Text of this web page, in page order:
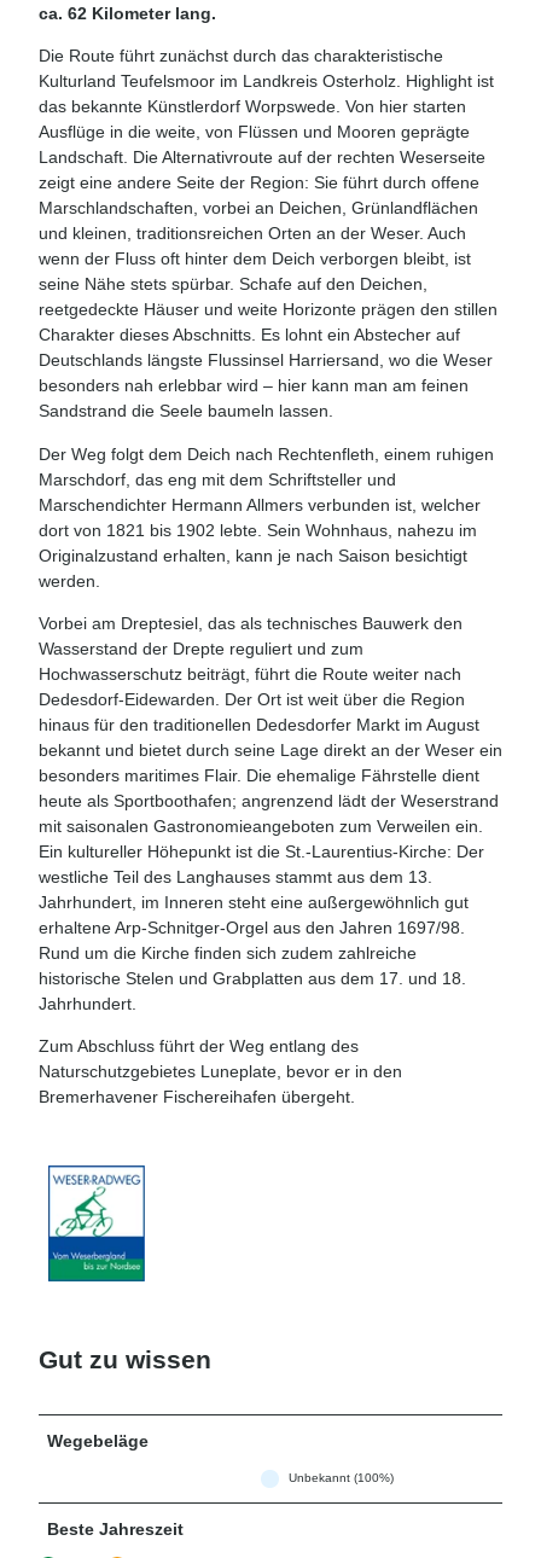
ca. 62 Kilometer lang.
Die Route führt zunächst durch das charakteristische
Kulturland Teufelsmoor im Landkreis Osterholz. Highlight ist
das bekannte Künstlerdorf Worpswede. Von hier starten
Ausflüge in die weite, von Flüssen und Mooren geprägte
Landschaft. Die Alternativroute auf der rechten Weserseite
zeigt eine andere Seite der Region: Sie führt durch offene
Marschlandschaften, vorbei an Deichen, Grünlandflächen
und kleinen, traditionsreichen Orten an der Weser. Auch
wenn der Fluss oft hinter dem Deich verborgen bleibt, ist
seine Nähe stets spürbar. Schafe auf den Deichen,
reetgedeckte Häuser und weite Horizonte prägen den stillen
Charakter dieses Abschnitts. Es lohnt ein Abstecher auf
Deutschlands längste Flussinsel Harriersand, wo die Weser
besonders nah erlebbar wird – hier kann man am feinen
Sandstrand die Seele baumeln lassen.
Der Weg folgt dem Deich nach Rechtenfleth, einem ruhigen
Marschdorf, das eng mit dem Schriftsteller und
Marschendichter Hermann Allmers verbunden ist, welcher
dort von 1821 bis 1902 lebte. Sein Wohnhaus, nahezu im
Originalzustand erhalten, kann je nach Saison besichtigt
werden.
Vorbei am Dreptesiel, das als technisches Bauwerk den
Wasserstand der Drepte reguliert und zum
Hochwasserschutz beiträgt, führt die Route weiter nach
Dedesdorf-Eidewarden. Der Ort ist weit über die Region
hinaus für den traditionellen Dedesdorfer Markt im August
bekannt und bietet durch seine Lage direkt an der Weser ein
besonders maritimes Flair. Die ehemalige Fährstelle dient
heute als Sportboothafen; angrenzend lädt der Weserstrand
mit saisonalen Gastronomieangeboten zum Verweilen ein.
Ein kultureller Höhepunkt ist die St.-Laurentius-Kirche: Der
westliche Teil des Langhauses stammt aus dem 13.
Jahrhundert, im Inneren steht eine außergewöhnlich gut
erhaltene Arp-Schnitger-Orgel aus den Jahren 1697/98.
Rund um die Kirche finden sich zudem zahlreiche
historische Stelen und Grabplatten aus dem 17. und 18.
Jahrhundert.
Zum Abschluss führt der Weg entlang des
Naturschutzgebietes Luneplate, bevor er in den
Bremerhavener Fischereihafen übergeht.
Gut zu wissen
Wegebeläge
Unbekannt (100%)
Beste Jahreszeit